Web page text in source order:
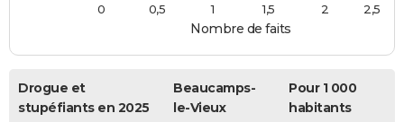
Nombre de faits
0
0,5 1 1,5 2 2,5
Drogue et
stupéfiants en 2025
Beaucamps-
le-Vieux
Pour 1 000
habitants